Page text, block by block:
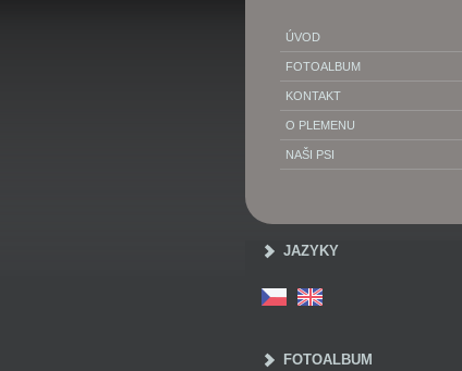
ÚVOD
FOTOALBUM
KONTAKT
O PLEMENU
NAŠI PSI
JAZYKY
FOTOALBUM